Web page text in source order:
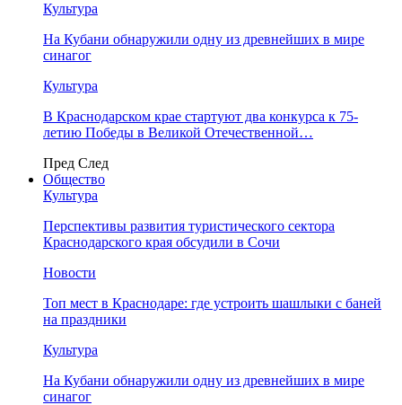
Культура
На Кубани обнаружили одну из древнейших в мире
синагог
Культура
В Краснодарском крае стартуют два конкурса к 75-
летию Победы в Великой Отечественной…
Пред След
Общество
Культура
Перспективы развития туристического сектора
Краснодарского края обсудили в Сочи
Новости
Топ мест в Краснодаре: где устроить шашлыки с баней
на праздники
Культура
На Кубани обнаружили одну из древнейших в мире
синагог